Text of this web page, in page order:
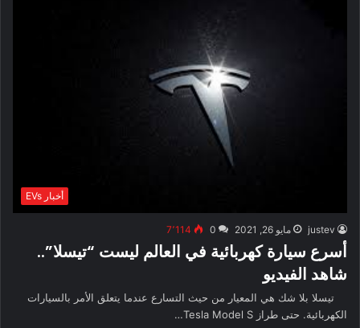
أخبار EVs
justev مايو 26, 2021 0 7٬114
أسرع سيارة كهربائية في العالم ليست “تيسلا”..
شاهد الفيديو
تيسلا بلا شك هي المعيار من حيث التسارع عندما يتعلق الأمر بالسيارات
الكهربائية. حتى طراز Tesla Model S…